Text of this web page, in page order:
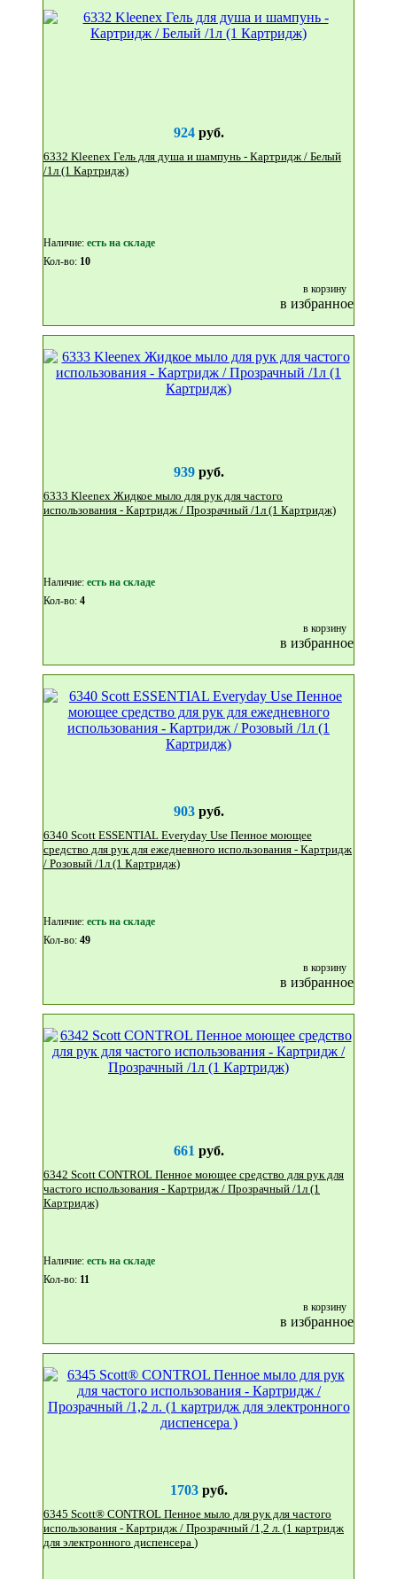
924руб.
6332 Kleenex Гель для душа и шампунь - Картридж / Белый
/1л (1 Картридж)
Наличие: eсть на складе
Кол-во: 10
в корзину
в избранное
939руб.
6333 Kleenex Жидкое мыло для рук для частого
использования - Картридж / Прозрачный /1л (1 Картридж)
Наличие: eсть на складе
Кол-во: 4
в корзину
в избранное
903руб.
6340 Scott ESSENTIAL Everyday Use Пенное моющее
средство для рук для ежедневного использования - Картридж
/ Розовый /1л (1 Картридж)
Наличие: eсть на складе
Кол-во: 49
в корзину
в избранное
661 руб.
6342 Scott CONTROL Пенное моющее средство для рук для
частого использования - Картридж / Прозрачный /1л (1
Картридж)
Наличие: eсть на складе
Кол-во: 11
в корзину
в избранное
1703руб.
6345 Scott® CONTROL Пенное мыло для рук для частого
использования - Картридж / Прозрачный /1,2 л. (1 картридж
для электронного диспенсера )